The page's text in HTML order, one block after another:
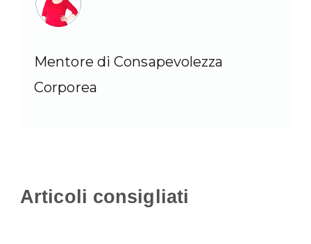
Mentore di Consapevolezza
Corporea
Articoli consigliati